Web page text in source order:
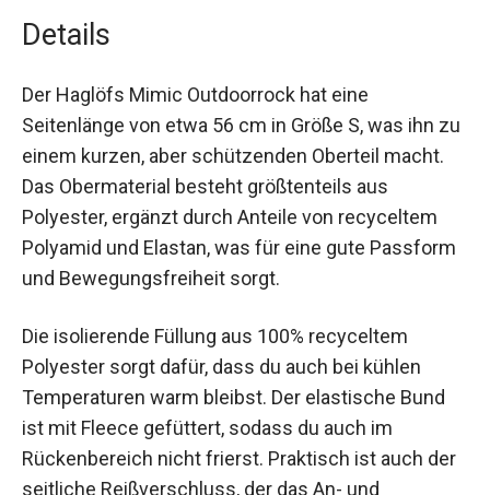
Details
Seitenlänge von etwa 56 cm in Größe S, was ihn
zu einem kurzen, aber schützenden Oberteil
macht. Das Obermaterial besteht größtenteils
aus Polyester, ergänzt durch Anteile von
recyceltem Polyamid und Elastan, was für eine
gute Passform und Bewegungsfreiheit sorgt.
Polyester sorgt dafür, dass du auch bei kühlen
Temperaturen warm bleibst. Der elastische Bund
ist mit Fleece gefüttert, sodass du auch im
Rückenbereich nicht frierst. Praktisch ist auch
der seitliche Reißverschluss, der das An- und